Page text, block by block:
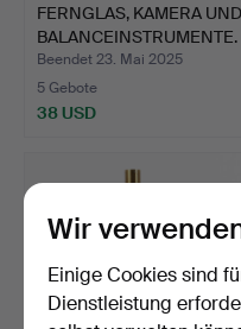
FERNGLAS, KAMERA UND
BALANCEINSTRUMENTE.
Beendet 23. Mai 2025
5 Gebote
38 USD
Wir
Einige Cookies sind
Dienstleistung